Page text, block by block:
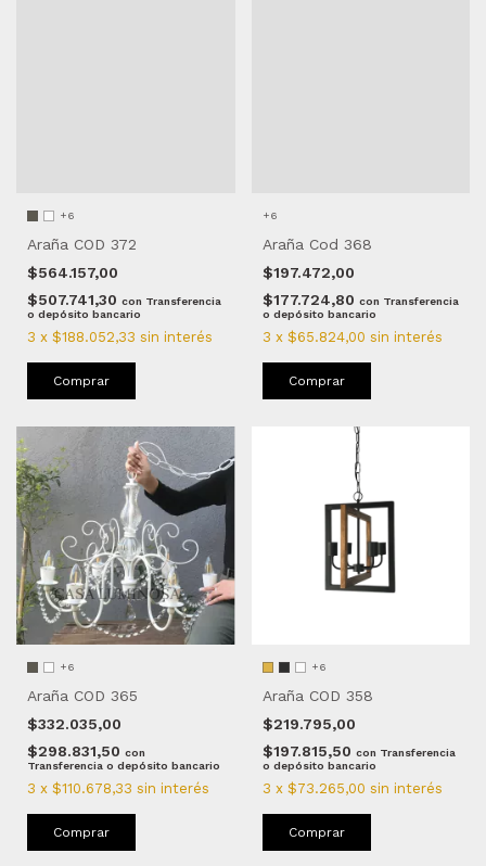
+6
Araña COD 372
$564.157,00
$507.741,30 con Transferencia
o depósito bancario
3 x $188.052,33 sin interés
Comprar
+6
Araña Cod 368
$197.472,00
$177.724,80 con Transferencia
o depósito bancario
3 x $65.824,00 sin interés
Comprar
+6
Araña COD 365
$332.035,00
$298.831,50 con
Transferencia o depósito bancario
3 x $110.678,33 sin interés
Comprar
+6
Araña COD 358
$219.795,00
$197.815,50 con Transferencia
o depósito bancario
3 x $73.265,00 sin interés
Comprar